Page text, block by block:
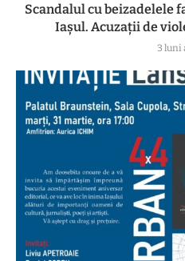
Scandalul cu beizadelele
Iașul. Acuzații de
3 luni